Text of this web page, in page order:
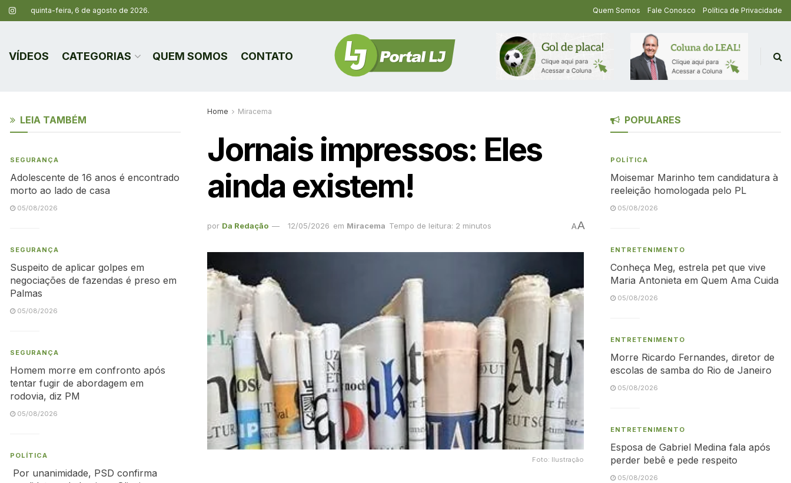
quinta-feira, 6 de agosto de 2026. Quem Somos Fale Conosco Política de Privacidade
VÍDEOS CATEGORIAS QUEM SOMOS CONTATO
Home Miracema
Jornais impressos: Eles
ainda existem!
por Da Redação 12/05/2026 em Miracema Tempo de leitura: 2 minutos AA
Foto: Ilustração
LEIA TAMBÉM
SEGURANÇA
Adolescente de 16 anos é encontrado
morto ao lado de casa
05/08/2026
SEGURANÇA
Suspeito de aplicar golpes em
negociações de fazendas é preso em
Palmas
05/08/2026
SEGURANÇA
Homem morre em confronto após
tentar fugir de abordagem em
rodovia, diz PM
05/08/2026
POLÍTICA
Por unanimidade, PSD confirma
POPULARES
POLÍTICA
Moisemar Marinho tem candidatura à
reeleição homologada pelo PL
05/08/2026
ENTRETENIMENTO
Conheça Meg, estrela pet que vive
Maria Antonieta em Quem Ama Cuida
05/08/2026
ENTRETENIMENTO
Morre Ricardo Fernandes, diretor de
escolas de samba do Rio de Janeiro
05/08/2026
ENTRETENIMENTO
Esposa de Gabriel Medina fala após
perder bebê e pede respeito
05/08/2026